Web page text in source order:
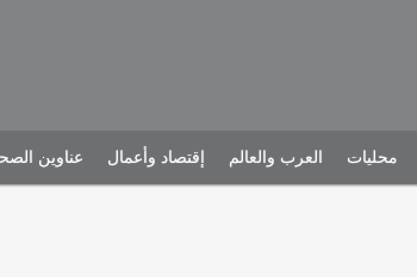
محليات العرب والعالم إقتصاد وأعمال عناوين